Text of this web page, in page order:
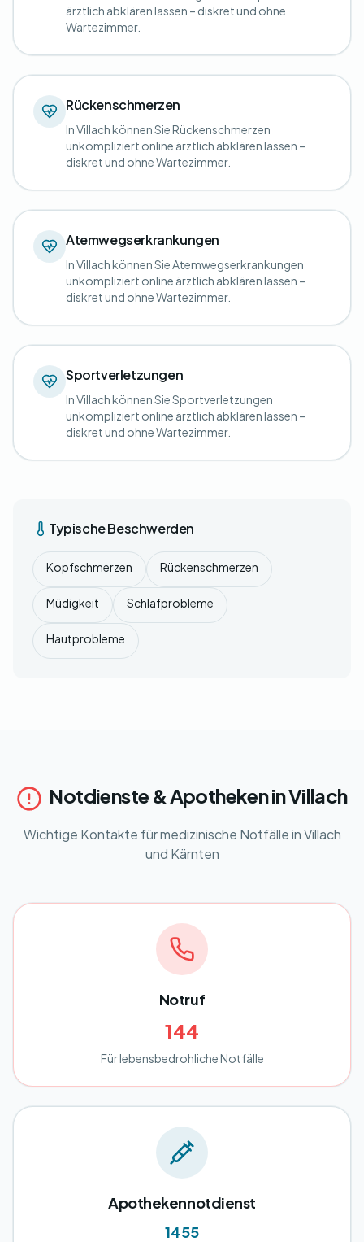
ärztlich abklären lassen – diskret und ohne
Wartezimmer.
Rückenschmerzen
In Villach können Sie Rückenschmerzen
unkompliziert online ärztlich abklären lassen –
diskret und ohne Wartezimmer.
Atemwegserkrankungen
In Villach können Sie Atemwegserkrankungen
unkompliziert online ärztlich abklären lassen –
diskret und ohne Wartezimmer.
Sportverletzungen
In Villach können Sie Sportverletzungen
unkompliziert online ärztlich abklären lassen –
diskret und ohne Wartezimmer.
Typische Beschwerden
Kopfschmerzen Rückenschmerzen
Müdigkeit Schlafprobleme
Hautprobleme
Notdienste & Apotheken in Villach
Wichtige Kontakte für medizinische Notfälle in Villach
und Kärnten
Notruf
144
Für lebensbedrohliche Notfälle
Apothekennotdienst
1455